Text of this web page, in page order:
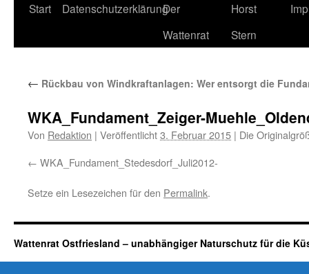
Start DatenschutzerklärungDer
Wattenrat
Horst
Stern
← Rückbau von Windkraftanlagen: Wer entsorgt die
WKA_Fundament_Zeiger-
Von Redaktion | Veröffentlicht3. Februar 2015 | Die
WKA_Fundament_Stedesdorf_Juli2012-
Setze ein Lesezeichen für den Permalink.
Wattenrat Ostfriesland – unabhängiger Naturschutz für die